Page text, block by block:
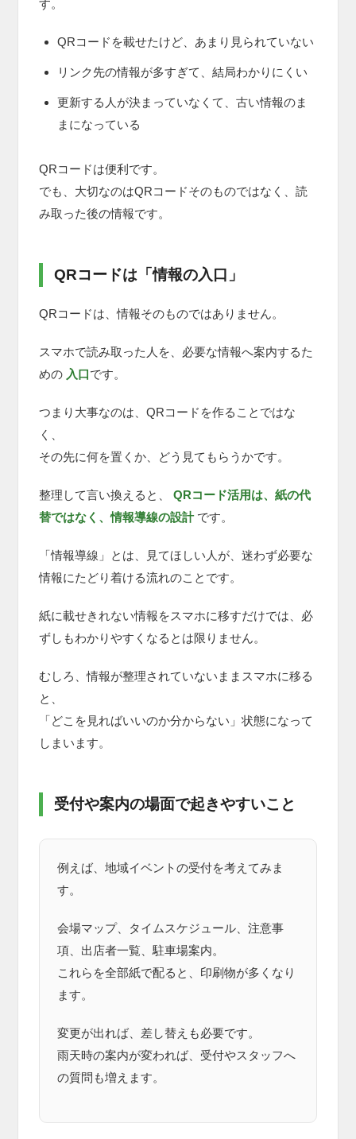
す。
QRコードを載せたけど、あまり見られていない
リンク先の情報が多すぎて、結局わかりにくい
更新する人が決まっていなくて、古い情報のま
まになっている
QRコードは便利です。
でも、大切なのはQRコードそのものではなく、読
み取った後の情報です。
QRコードは「情報の入口」
QRコードは、情報そのものではありません。
スマホで読み取った人を、必要な情報へ案内するた
めの 入口です。
つまり大事なのは、QRコードを作ることではな
く、
その先に何を置くか、どう見てもらうかです。
整理して言い換えると、QRコード活用は、紙の代
替ではなく、情報導線の設計です。
「情報導線」とは、見てほしい人が、迷わず必要な
情報にたどり着ける流れのことです。
紙に載せきれない情報をスマホに移すだけでは、必
ずしもわかりやすくなるとは限りません。
むしろ、情報が整理されていないままスマホに移る
と、
「どこを見ればいいのか分からない」状態になって
しまいます。
受付や案内の場面で起きやすいこと
例えば、地域イベントの受付を考えてみま
す。
会場マップ、タイムスケジュール、注意事
項、出店者一覧、駐車場案内。
これらを全部紙で配ると、印刷物が多くなり
ます。
変更が出れば、差し替えも必要です。
雨天時の案内が変われば、受付やスタッフへ
の質問も増えます。